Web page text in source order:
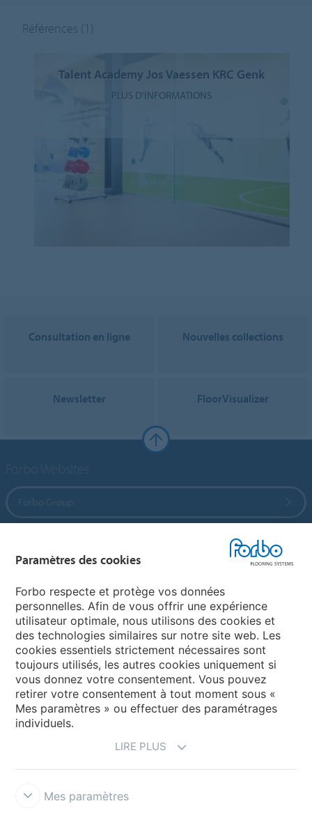
Références (1)
Talent Academy Jos Vaessen KRC Genk
PLUS D'INFORMATIONS
Consultation en ligne Nouvelles collections
Newsletter FloorVisualizer
Sélectionnez un pays
Sélectionnez votre pays
Paramètres des cookies
Forbo respecte et protège vos données
personnelles. Afin de vous offrir une expérience
utilisateur optimale, nous utilisons des cookies et
des technologies similaires sur notre site web. Les
cookies essentiels strictement nécessaires sont
toujours utilisés, les autres cookies uniquement si
vous donnez votre consentement. Vous pouvez
retirer votre consentement à tout moment sous «
Mes paramètres » ou effectuer des paramétrages
individuels.
LIRE PLUS
Mes paramètres